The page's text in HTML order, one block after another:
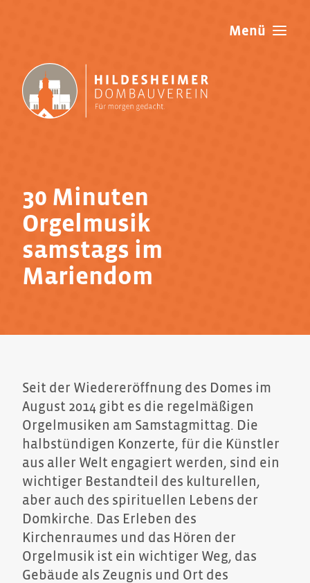
Verein
Projekte
Mitgliedschaft
Menü
30 Minuten
Orgelmusik
samstags im
Mariendom
Seit der Wiedereröffnung des Domes im
August 2014 gibt es die regelmäßigen
Orgelmusiken am Samstagmittag. Die
halbstündigen Konzerte, für die Künstler
aus aller Welt engagiert werden, sind ein
wichtiger Bestandteil des kulturellen,
aber auch des spirituellen Lebens der
Domkirche. Das Erleben des
Kirchenraumes und das Hören der
Orgelmusik ist ein wichtiger Weg, das
Gebäude als Zeugnis und Ort des